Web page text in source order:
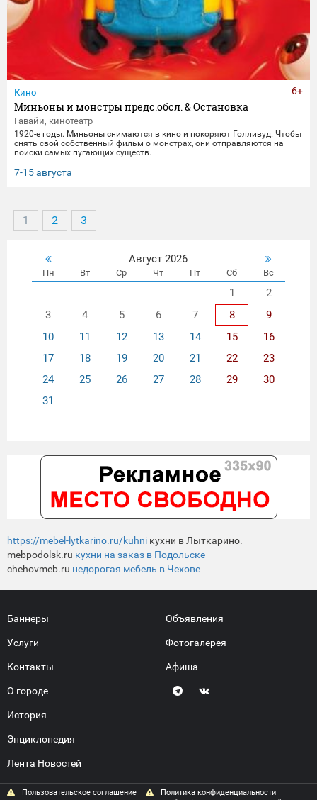
Кино
Миньоны и монстры предс.обсл. & Остановка
Гавайи, кинотеатр
1920-е годы. Миньоны снимаются в кино и покоряют Голливуд. Чтобы
снять свой собственный фильм о монстрах, они отправляются на
поиски самых пугающих существ.
7-15 августа
6+
1 2 3
Август 2026
Пн Вт Ср Чт Пт Сб Вс
1
2
3
4 5 6 7 8
9
10
11 12 13 14 15
16
17
18 19 20 21 22
23
24
25 26 27 28 29
30
31
https://mebel-lytkarino.ru/kuhni кухни в Лыткарино.
mebpodolsk.ru кухни на заказ в Подольске
chehovmeb.ru недорогая мебель в Чехове
Баннеры
Услуги
Контакты
О городе
История
Энциклопедия
Лента Новостей
Объявления
Фотогалерея
Афиша
Пользовательское соглашение
Политика конфиденциальности